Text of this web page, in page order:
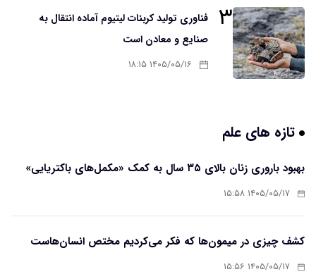
۳
فناوری تولید کربنات لیتیوم آماده انتقال به
صنایع و معادن است
۱۴۰۵/۰۵/۱۶ ۱۸:۱۵
تازه های علم
بهبود باروری زنان بالای ۳۵ سال به کمک «مکمل‌های باکتریایی»
۱۴۰۵/۰۵/۱۷ ۱۵:۵۸
کشف چیزی در میمون‌ها که فکر می‌کردیم مختص انسان‌هاست
۱۴۰۵/۰۵/۱۷ ۱۵:۵۶